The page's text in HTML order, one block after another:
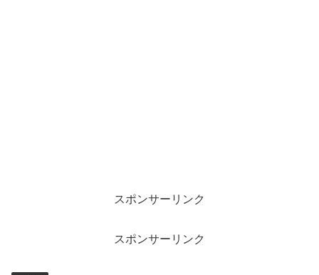
スポンサーリンク
スポンサーリンク